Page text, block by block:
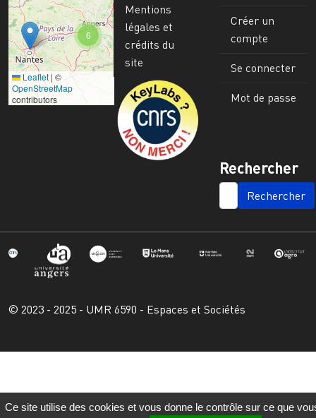
6
Leaflet | ©
OpenStreetMap
contributors
Mentions
légales et
crédits du
site
Image
Créer un
compte
Se connecter
Mot de passe
Rechercher
SEARCH
© 2023 - 2025 - UMR 6590 - Espaces et Sociétés
Ce site utilise des cookies et vous donne le contrôle sur ce que